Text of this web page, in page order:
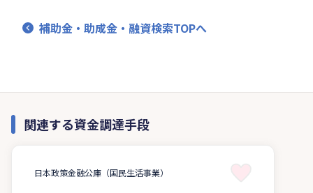
補助金・助成金・融資検索TOPへ
関連する資金調達手段
日本政策金融公庫（国民生活事業）